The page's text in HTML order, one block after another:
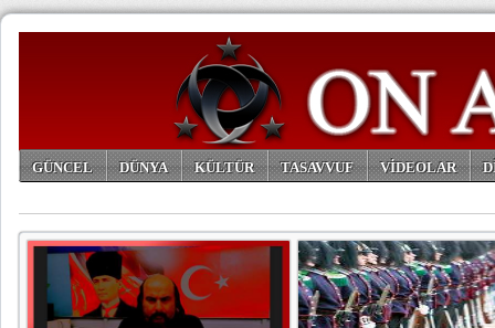
GÜNCEL DÜNYA KÜLTÜR TASAVVUF VİDEOLAR